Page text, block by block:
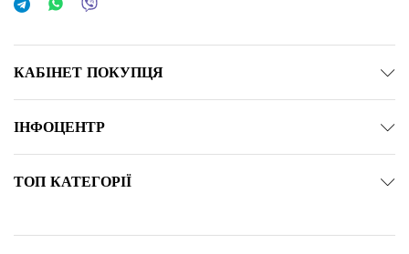
КАБІНЕТ ПОКУПЦЯ
ІНФОЦЕНТР
ТОП КАТЕГОРІЇ